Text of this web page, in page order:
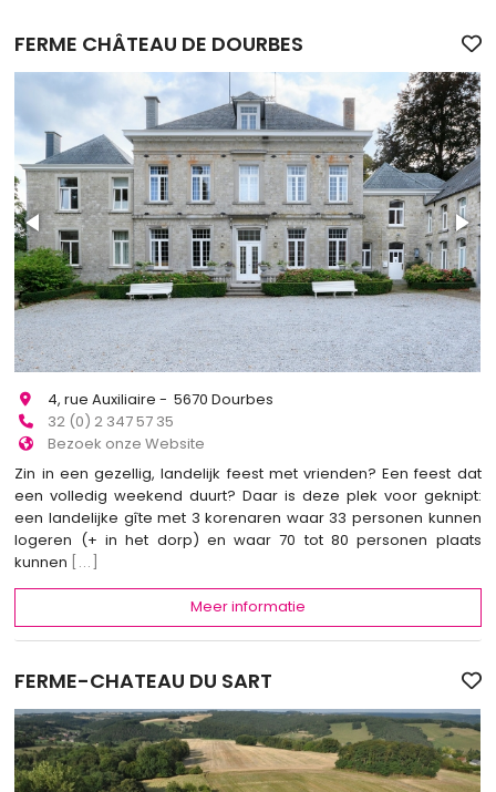
FERME CHÂTEAU DE DOURBES
4, rue Auxiliaire - 5670 Dourbes
32 (0) 2 347 57 35
Bezoek onze Website
Zin in een gezellig, landelijk feest met vrienden? Een feest dat
een volledig weekend duurt? Daar is deze plek voor geknipt:
een landelijke gîte met 3 korenaren waar 33 personen kunnen
logeren (+ in het dorp) en waar 70 tot 80 personen plaats
kunnen [...]
Meer informatie
FERME-CHATEAU DU SART